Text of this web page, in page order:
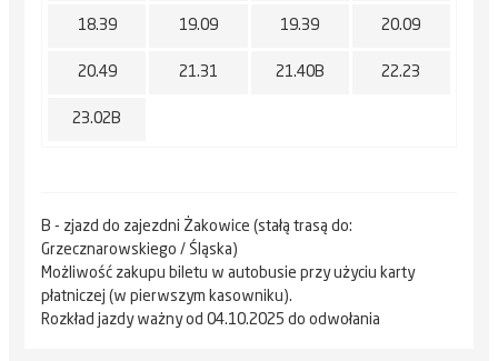
18.39 19.09 19.39 20.09
20.49 21.31 21.40B 22.23
23.02B
B - zjazd do zajezdni Żakowice (stałą trasą do:
Grzecznarowskiego / Śląska)
Możliwość zakupu biletu w autobusie przy użyciu karty
płatniczej (w pierwszym kasowniku).
Rozkład jazdy ważny od 04.10.2025 do odwołania